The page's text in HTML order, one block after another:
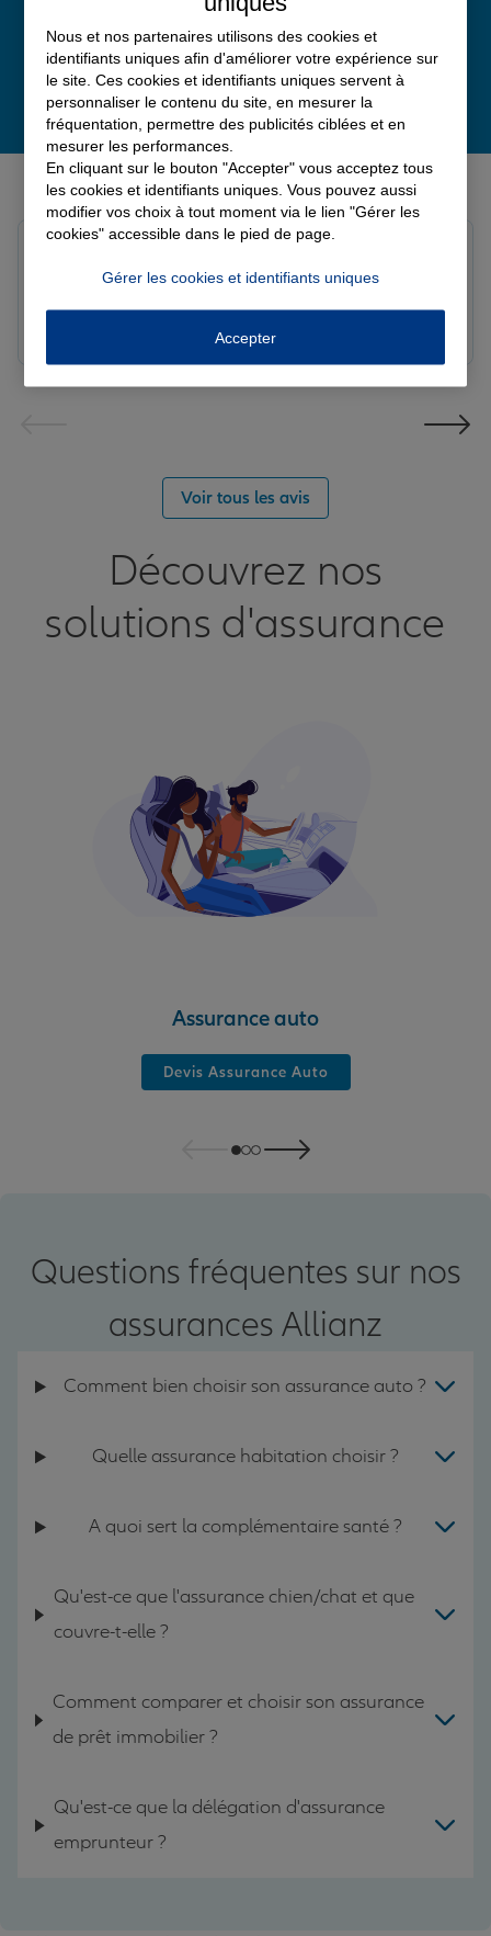
Derniers avis de nos agences Allianz
Le 05/08/2026 - Agence FORT DE FRANCE
Voir tous les avis
Découvrez nos
solutions d'assurance
Assurance auto
Devis Assurance Auto
Questions fréquentes sur nos
assurances Allianz
Comment bien choisir son assurance auto ?
Quelle assurance habitation choisir ?
A quoi sert la complémentaire santé ?
Qu'est-ce que l'assurance chien/chat et que
couvre-t-elle ?
Comment comparer et choisir son assurance
de prêt immobilier ?
Qu'est-ce que la délégation d'assurance
emprunteur ?
Nous et nos partenaires utilisons des cookies et
identifiants uniques afin d'améliorer votre expérience sur
le site. Ces cookies et identifiants uniques servent à
personnaliser le contenu du site, en mesurer la
fréquentation, permettre des publicités ciblées et en
mesurer les performances.
En cliquant sur le bouton "Accepter" vous acceptez tous
les cookies et identifiants uniques. Vous pouvez aussi
modifier vos choix à tout moment via le lien "Gérer les
cookies" accessible dans le pied de page.
Gérer les cookies et identifiants uniques
Accepter